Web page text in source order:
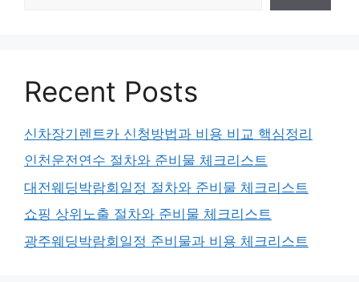
Recent Posts
신차장기렌트카 신청방법과 비용 비교 핵심정리
인천운전연수 절차와 준비물 체크리스트
대전웨딩박람회일정 절차와 준비물 체크리스트
쇼핑 상위노출 절차와 준비물 체크리스트
광주웨딩박람회일정 준비물과 비용 체크리스트